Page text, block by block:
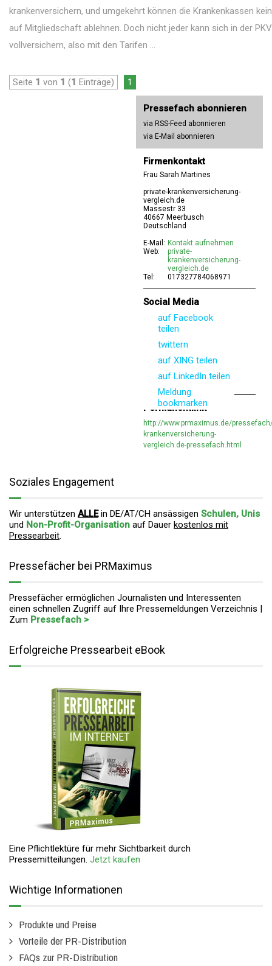
krankenversichern, und umgekehrt können die Krankenkassen
auf Mitgliedschaft ablehnen. Doch nicht jeder kann sich in der PKV
vollversichern, also mit den Tarifen ...
Seite 1 von 1 (1 Einträge) 1
Pressefach abonnieren
via RSS-Feed abonnieren
via E-Mail abonnieren
Firmenkontakt
Frau Sarah Martines
private-krankenversicherung-
vergleich.de
Massestr 33
40667 Meerbusch
Deutschland
E-Mail: Kontakt aufnehmen
Web:
private-
krankenversicherung-
vergleich.de
Tel:
017327784068971
Social Media
auf Facebook
teilen
twittern
auf XING teilen
auf LinkedIn teilen
Meldung
bookmarken
Permanentlink
http://www.prmaximus.de/
krankenversicherung-
vergleich.de-pressefach.html
Soziales Engagement
Wir unterstützen ALLEin DE/AT/CH ansässigen Schulen, Unis
und Non-Profit-Organisation auf Dauer kostenlos mit
Pressearbeit.
Pressefächer bei PRMaximus
Pressefächer ermöglichen Journalisten und Interessenten
einen schnellen Zugriff auf Ihre Pressemeldungen Verzeichnis |
Zum Pressefach >
Erfolgreiche Pressearbeit eBook
Eine Pflichtlektüre für mehr Sichtbarkeit durch
Pressemitteilungen. Jetzt kaufen
Wichtige Informationen
Produkte und Preise
Vorteile der PR-Distribution
FAQs zur PR-Distribution